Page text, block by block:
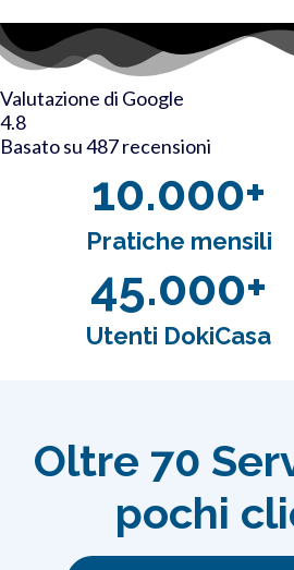
Valutazione di Google
4.8
Basato su 487 recensioni
10.000+
Pratiche mensili
45.000+
Utenti DokiCasa
Oltre 70
pochi